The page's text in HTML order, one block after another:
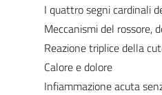
I quattro segni cardinali
Meccanismi del rossore,
Reazione triplice della
Calore e dolore
Infiammazione acuta